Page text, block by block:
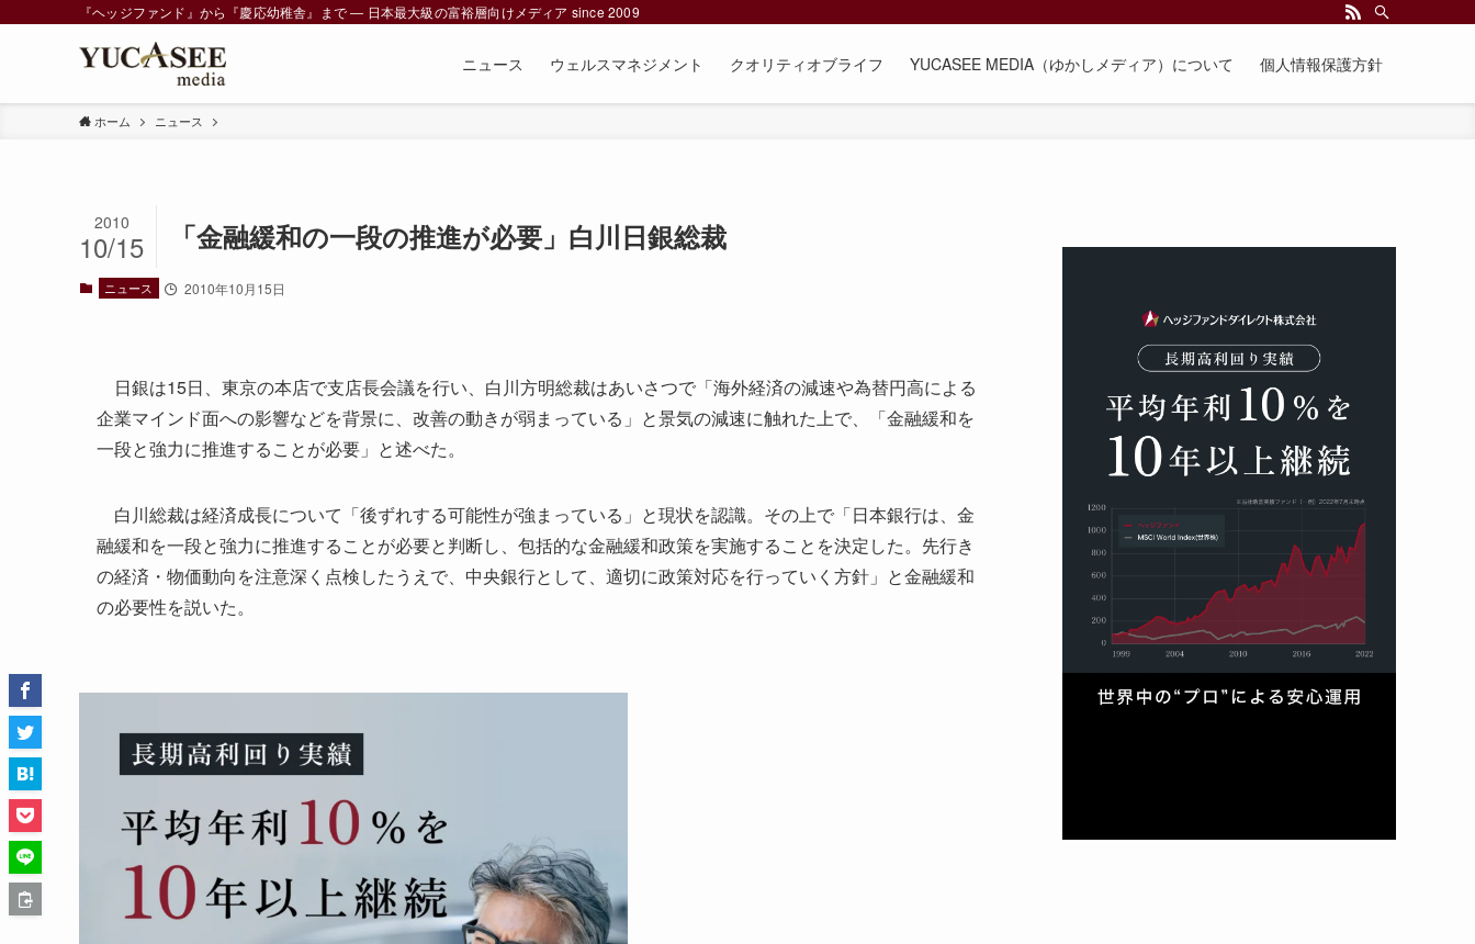
『ヘッジファンド』から『慶応幼稚舎』まで ― 日本最大級の富裕層向けメディア since 2009
ニュース ウェルスマネジメント クオリティオブライフ YUCASEE MEDIA（ゆかしメディア）について 個人情報保護方針
ホーム ニュース
「金融緩和の一段の推進が必要」白川日銀総裁
2010
10/15
ニュース 2010年10月15日
日銀は15日、東京の本店で支店長会議を行い、白川方明総裁はあいさつで「海外経済の減速や為替円高による
企業マインド面への影響などを背景に、改善の動きが弱まっている」と景気の減速に触れた上で、「金融緩和を
一段と強力に推進することが必要」と述べた。
白川総裁は経済成長について「後ずれする可能性が強まっている」と現状を認識。その上で「日本銀行は、金
融緩和を一段と強力に推進することが必要と判断し、包括的な金融緩和政策を実施することを決定した。先行き
の経済・物価動向を注意深く点検したうえで、中央銀行として、適切に政策対応を行っていく方針」と金融緩和
の必要性を説いた。